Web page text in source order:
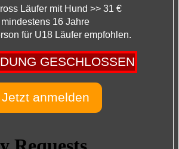
Läufer mit Hund >> 31 €
mindestens 16 Jahre
für U18 Läufer empfohlen.
GESCHLOSSEN
Jetzt anmelden